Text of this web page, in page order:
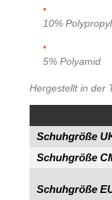
10%
5% Polyamid
Hergestellt in der
Schuhgröße
Schuhgröße
Schuhgröße